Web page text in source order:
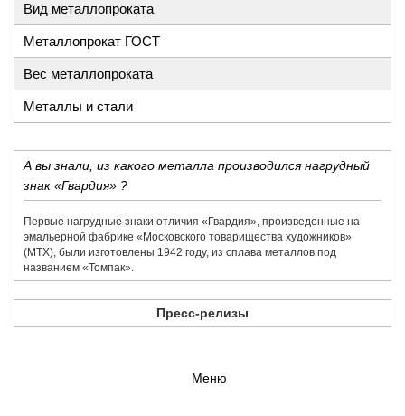
Вид металлопроката
Металлопрокат ГОСТ
Вес металлопроката
Металлы и стали
А вы знали, из какого металла производился нагрудный
знак «Гвардия» ?
Первые нагрудные знаки отличия «Гвардия», произведенные на
эмальерной фабрике «​Московского товарищества художников»​
(МТХ), были изготовлены 1942 году, из сплава металлов под
названием «​Томпак».
Пресс-релизы
Меню